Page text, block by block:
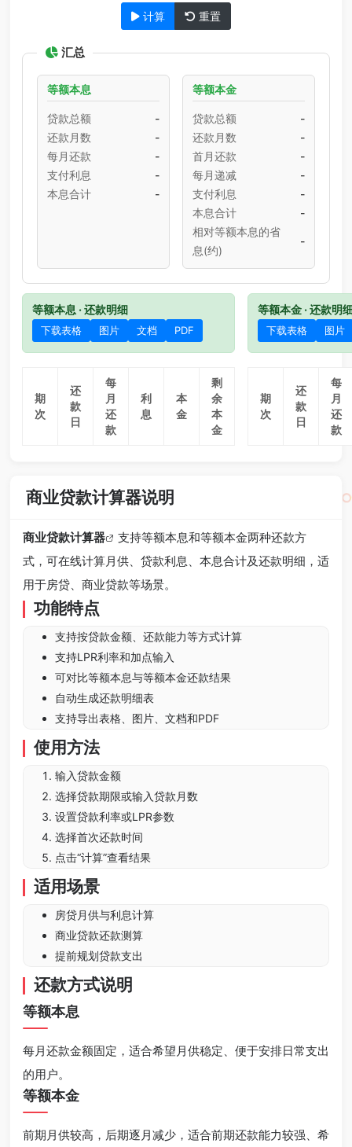
计算 重置
汇总
等额本息
贷款总额
-
还款月数
-
每月还款
-
支付利息
-
本息合计
-
等额本金
贷款总额
-
还款月数
-
首月还款
-
每月递减
-
支付利息
-
本息合计
-
相对等额本息的省
息(约)
-
等额本息 · 还款明细
下载表格 图片 文档 PDF
期
次
还
款
日
每
月
还
款
利
息
本
金
剩
余
本
金
等额本金 · 还款明
下载表格 图片
期
次
还
款
日
每
月
还
款
商业贷款计算器说明
商业贷款计算器
支持等额本息和等额本金两种还款方
式，可在线计算月供、贷款利息、本息合计及还款明细，适
用于房贷、商业贷款等场景。
功能特点
支持按贷款金额、还款能力等方式计算
支持LPR利率和加点输入
可对比等额本息与等额本金还款结果
自动生成还款明细表
支持导出表格、图片、文档和PDF
使用方法
输入贷款金额
选择贷款期限或输入贷款月数
设置贷款利率或LPR参数
选择首次还款时间
点击“计算”查看结果
适用场景
房贷月供与利息计算
商业贷款还款测算
提前规划贷款支出
还款方式说明
等额本息
每月还款金额固定，适合希望月供稳定、便于安排日常支出
的用户。
等额本金
前期月供较高，后期逐月减少，适合前期还款能力较强、希